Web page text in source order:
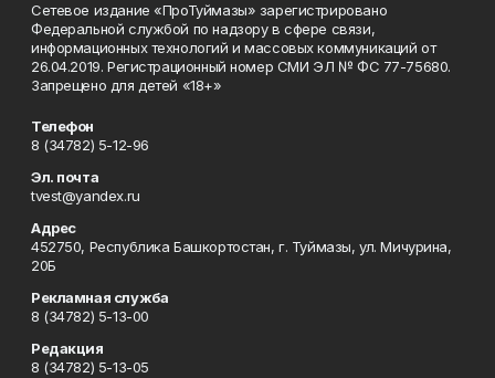
Сетевое издание «ПроТуймазы» зарегистрировано
Федеральной службой по надзору в сфере связи,
информационных технологий и массовых коммуникаций от
26.04.2019. Регистрационный номер СМИ ЭЛ № ФС 77-75680.
Запрещено для детей «18+»
Телефон
8 (34782) 5-12-96
Эл. почта
tvest@yandex.ru
Адрес
452750, Республика Башкортостан, г. Туймазы, ул. Мичурина,
20Б
Рекламная служба
8 (34782) 5-13-00
Редакция
8 (34782) 5-13-05